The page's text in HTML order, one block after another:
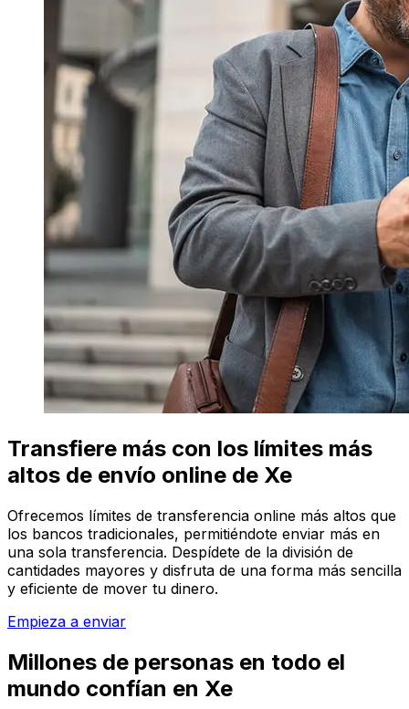
Transfiere más con los límites más
altos de envío online de Xe
Ofrecemos límites de transferencia online más altos que
los bancos tradicionales, permitiéndote enviar más en
una sola transferencia. Despídete de la división de
cantidades mayores y disfruta de una forma más sencilla
y eficiente de mover tu dinero.
Empieza a enviar
Millones de personas en todo el
mundo confían en Xe